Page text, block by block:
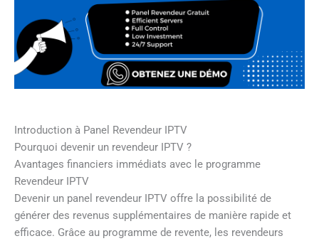
Introduction à Panel Revendeur IPTV
Pourquoi devenir un revendeur IPTV ?
Avantages financiers immédiats avec le programme
Revendeur IPTV
Devenir un panel revendeur IPTV offre la possibilité de
générer des revenus supplémentaires de manière rapide et
efficace. Grâce au programme de revente, les revendeurs